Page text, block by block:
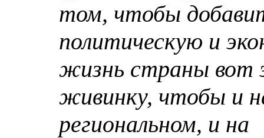
том, чтобы
политическую и
жизнь страны вот
живинку, чтобы и
региональном, и на